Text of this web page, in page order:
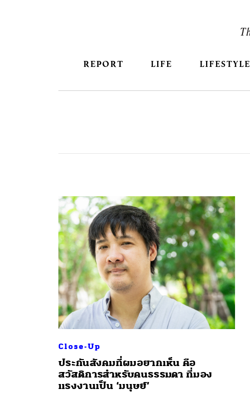
REPORT LIFE LIFESTYLE
Close-Up
ประกันสังคมที่ผมอยากเห็น คือ
สวัสดิการสำหรับคนธรรมดา ที่มอง
แรงงานเป็น ‘มนุษย์’